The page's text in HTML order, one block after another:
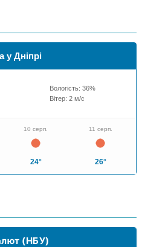
у Дніпрі
Вологість: 36%
Вітер: 2м/с
10 серп.
24°
11 серп.
26°
(НБУ)